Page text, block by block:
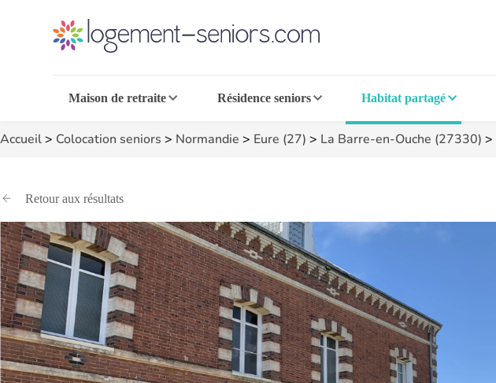
Maison de retraite Résidence seniors Habitat partagé
Accueil> Colocation seniors > Normandie > Eure (27) > La Barre-en-Ouche (27330) >
Retour aux résultats